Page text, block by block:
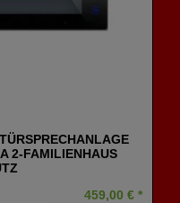
2-FAMILIENHAUS
459,00 € *